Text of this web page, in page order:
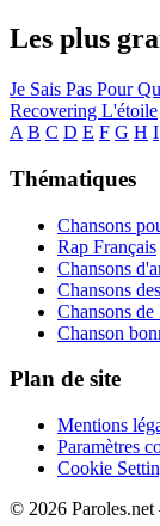
Les plus
Je Sais Pas Pour
Recovering L'étoile
A B C D E F G H I
Thématiques
Chansons
Rap Français
Chansons
Chansons
Chansons
Chanson
Plan de site
Mentions
Paramètres
Cookie
© 2026